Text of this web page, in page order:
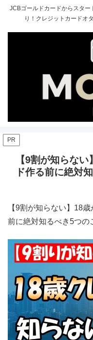
JCBゴールドカードからスタ
り！クレジットカードオ
PR
【9割が知らな
ド作る前に絶対
【9割が知らない】18
前に絶対知るべき5つの